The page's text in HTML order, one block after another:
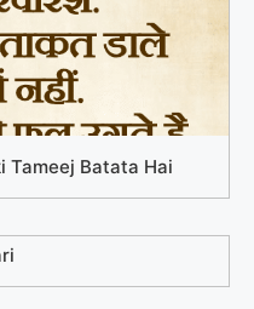
Tameej Batata Hai